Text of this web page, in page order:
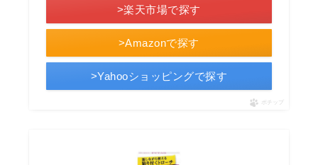
>Amazonで探す
>楽天市場で探す
>Yahooショッピングで探す
ポチップ